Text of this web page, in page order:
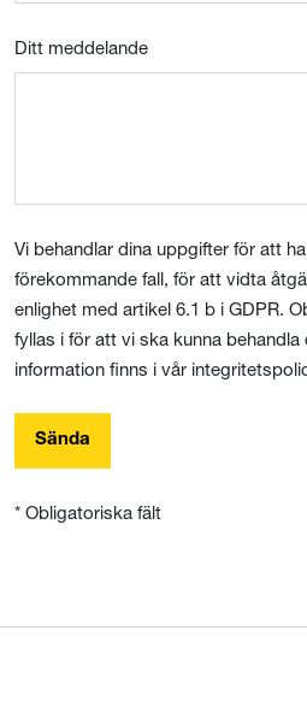
Ditt meddelande
Vi behandlar dina uppgifter för att
förekommande fall, för att vidta
enlighet med artikel 6.1 b i GDPR.
fyllas i för att vi ska kunna behandla
information finns i vår
Sända
* Obligatoriska fält